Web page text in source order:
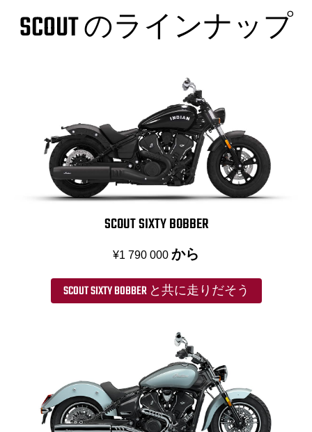
SCOUT のラインナップ
SCOUT SIXTY BOBBER
¥1 790 000 から
SCOUT SIXTY BOBBER と共に走りだそう